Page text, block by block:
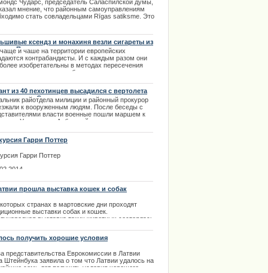
извинилось за нарушение
Чударс, председатель Саласпилской думы,
мнение, что районным самоуправлениям
стать совладельцами Rīgas satiksme. Это
грядущим нововведением, которое
ксендз и монахиня везли сигареты из
в Польшу
и чаше на территории европейских
контрабандисты. И с каждым разом они
изобретательны в методах пересечения
и провоза в своем багаже запрещенных
из 40 пехотинцев высадился с вертолета
поселка Стрелковое
райотдела милиции и районный прокурор
к вооруженным людям. После беседы с
власти военные пошли маршем к
Украины на Арбатской стрелке.
Гарри Поттер
Гарри Поттер
прошла выставка кошек и собак
странах в мартовские дни проходят
выставки собак и кошек.
выставка таких животных состоялась
и собак в этот раз собрала очень много
участников
получить хорошие условия
представительства Еврокомиссии в Латвии
Штейнбука заявила о том что Латвии удалось на
семь лет получить условия хорошего